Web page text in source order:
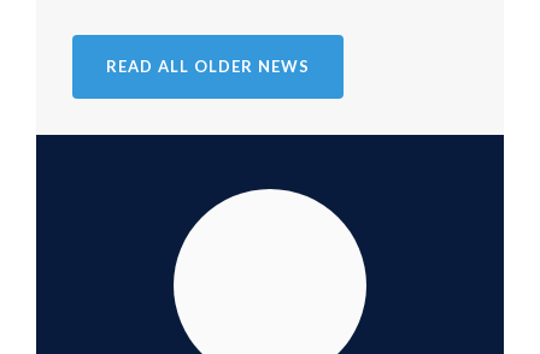
READ ALL OLDER NEWS